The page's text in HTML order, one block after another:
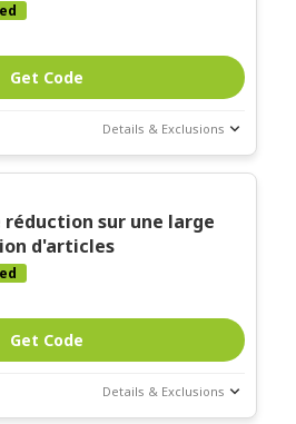
Get Code
Details & Exclusions
de 130€"
réduction sur une large
d'articles
Get Code
Details & Exclusions